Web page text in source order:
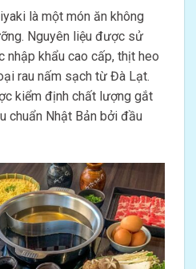
là một món ăn không
Nguyên liệu được sử
nhập khẩu cao cấp, thịt heo
rau nấm sạch từ Đà Lạt.
kiểm định chất lượng gắt
chuẩn Nhật Bản bởi đầu